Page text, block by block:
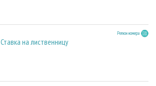
Регион номера
Ставка на лиственницу